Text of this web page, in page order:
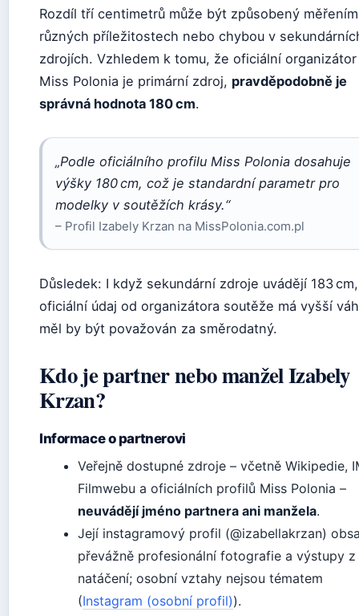
Rozdíl tří centimetrů může být způsobený
různých příležitostech nebo chybou v
zdrojích. Vzhledem k tomu, že oficiální organizátor
Miss Polonia je primární zdroj, pravděpodobně je
správná hodnota 180 cm.
„Podle oficiálního profilu Miss Polonia dosahuje
výšky 180 cm, což je standardní parametr pro
modelky v soutěžích krásy.“
– Profil Izabely Krzan na MissPolonia.com.pl
Důsledek: I když sekundární zdroje uvádějí 183 cm,
oficiální údaj od organizátora soutěže má vyšší
měl by být považován za směrodatný.
Kdo je partner nebo manžel Izabely
Krzan?
Informace o partnerovi
Veřejně dostupné zdroje – včetně Wikipedie,
Filmwebu a oficiálních profilů Miss Polonia –
neuvádějí jméno partnera ani manžela.
Její instagramový profil (@izabellakrzan)
převážně profesionální fotografie a výstupy z
natáčení; osobní vztahy nejsou tématem
(Instagram (osobní profil)).